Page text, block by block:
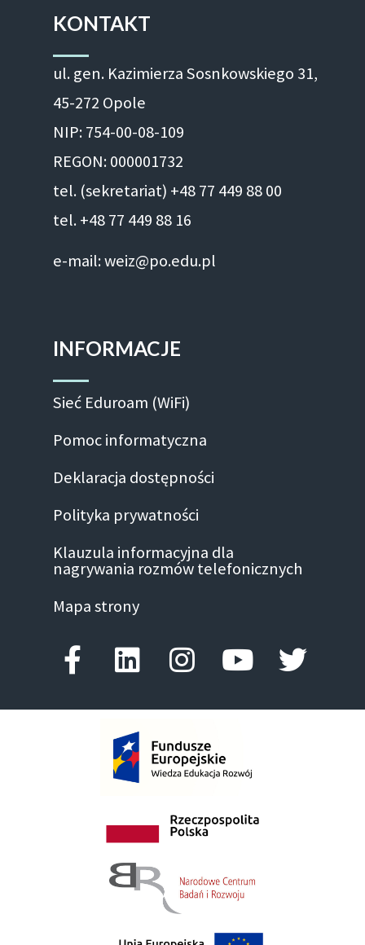
KONTAKT
ul. gen. Kazimierza Sosnkowskiego 31,
45-272 Opole
NIP: 754-00-08-109
REGON: 000001732
tel. (sekretariat) +48 77 449 88 00
tel. +48 77 449 88 16
e-mail: weiz@po.edu.pl
INFORMACJE
Sieć Eduroam (WiFi)
Pomoc informatyczna
Deklaracja dostępności
Polityka prywatności
Klauzula informacyjna dla
nagrywania rozmów telefonicznych
Mapa strony
Facebook-f
LinkedinInstagram
Youtube